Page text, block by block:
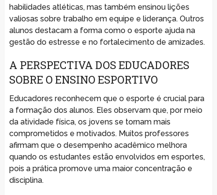
habilidades atléticas, mas também ensinou lições
valiosas sobre trabalho em equipe e liderança. Outros
alunos destacam a forma como o esporte ajuda na
gestão do estresse e no fortalecimento de amizades.
A PERSPECTIVA DOS EDUCADORES
SOBRE O ENSINO ESPORTIVO
Educadores reconhecem que o esporte é crucial para
a formação dos alunos. Eles observam que, por meio
da atividade física, os jovens se tornam mais
comprometidos e motivados. Muitos professores
afirmam que o desempenho acadêmico melhora
quando os estudantes estão envolvidos em esportes,
pois a prática promove uma maior concentração e
disciplina.